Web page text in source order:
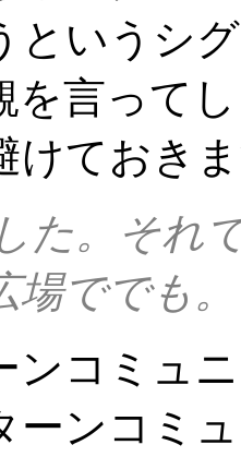
というシ
を言って
けておき
た。それ
ででも。
ンコミュ
ーンコミ